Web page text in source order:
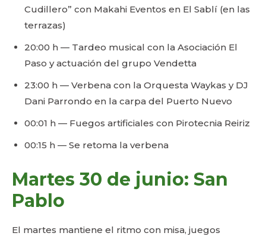
Cudillero” con Makahi Eventos en El Sablí (en las
terrazas)
20:00 h — Tardeo musical con la Asociación El
Paso y actuación del grupo Vendetta
23:00 h — Verbena con la Orquesta Waykas y DJ
Dani Parrondo en la carpa del Puerto Nuevo
00:01 h — Fuegos artificiales con Pirotecnia Reiriz
00:15 h — Se retoma la verbena
Martes 30 de junio: San
Pablo
El martes mantiene el ritmo con misa, juegos